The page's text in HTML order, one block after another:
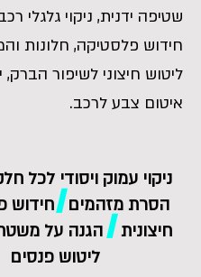
שטיפה ידנית, ניקוי גלגלי
חידוש פלסטיקה, חלונות
ליטוש חיצוני לשיפור הברק,
איטום צבע לרכב.
ניקוי עמוק ויסודי לכל
הסרת מזהמים חידוש
חיצונית הגנה על
ליטוש פנסים
/
/